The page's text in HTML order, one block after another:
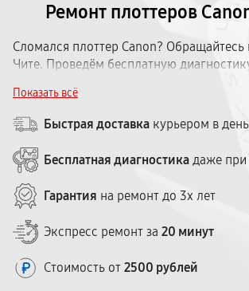
Ремонт плоттеров
Сломался плоттер Canon? Обращайтесь
Чите. Проведём бесплатную
широкоформатные модели Кэнон всех
1 до 5 рабочих дней. Гарантия — до 12
центр удобно расположен в городе.
Показать всё
Быстрая доставка курьером в
Бесплатная диагностика даже при
Гарантия на ремонт до 3х лет
Экспресс ремонт за 20 минут
Стоимость от 2500 рублей